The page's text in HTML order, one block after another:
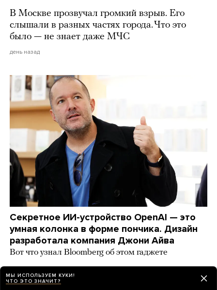
В Москве прозвучал громкий взрыв. Его
слышали в разных частях города. Что это
было — не знает даже МЧС
день назад
Секретное ИИ-устройство OpenAI — это
умная колонка в форме пончика. Дизайн
разработала компания Джони Айва
Вот что узнал Bloomberg об этом гаджете
НОВОСТИ день назад
МЫ ИСПОЛЬЗУЕМ КУКИ!
ЧТО ЭТО ЗНАЧИТ?